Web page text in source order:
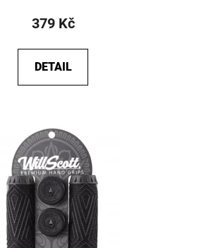
379 Kč
DETAIL